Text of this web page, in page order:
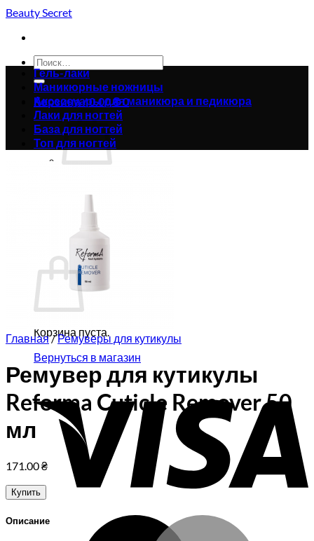
Skip
content
Beauty Secret
Искать:
Корзина /0.00₴0
Вернуться в магазин
Корзина
Корзина пуста.
Вернуться в магазин
Гель-лаки
Маникюрные ножницы
Аксессуары для маникюра и педикюра
Лаки для ногтей
База для ногтей
Топ для ногтей
Главная/ Ремуверы для кутикулы
Ремувер для кутикулы
Reforma Cuticle Remover 50
мл
171.00₴
Купить
Описание